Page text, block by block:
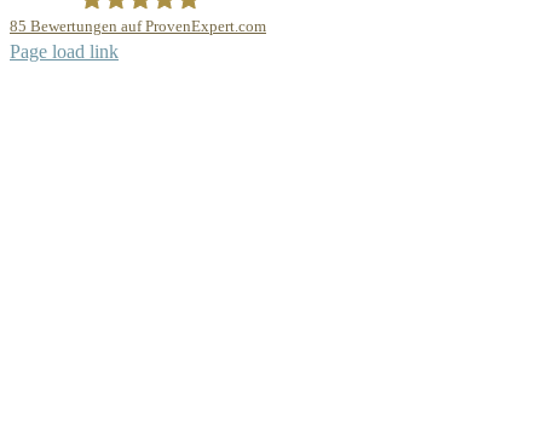
85 Bewertungen auf ProvenExpert.com
Page load link